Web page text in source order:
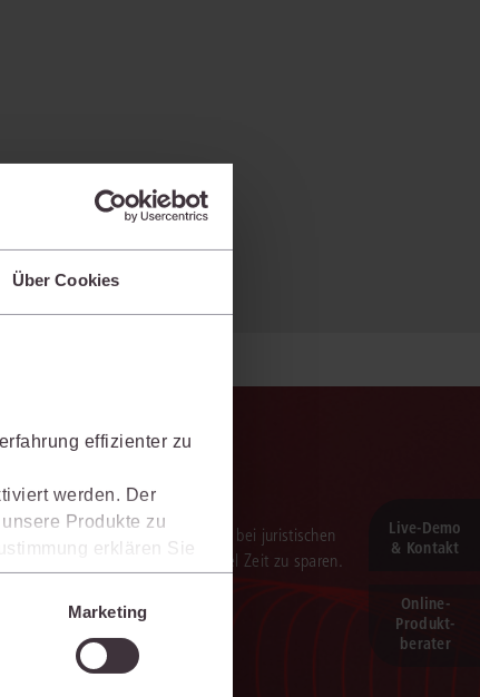
Über Cookies
effizienter zu
werden. Der
Produkte zu
erklären Sie
in Drittländer (z.B.
Marketing
der Ergebnisse. Sie hilft, bei juristischen
aufbauenden Textentwürfen viel Zeit zu sparen.
Schneller analysieren
Live‑Demo
& Kontakt
Online-
Produkt­
berater